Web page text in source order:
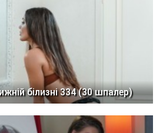
білизні 334 (30 шпалер)